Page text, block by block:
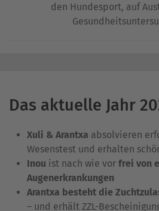
den Hundesport, auf
Das aktuelle Jahr
Xuli & Arantxa absolvieren
Wesenstest und erhalten
Inou ist nach wie vor frei von
Augenerkrankungen
Arantxa besteht die
– und erhält ZZL-